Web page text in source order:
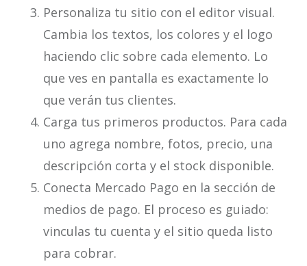
Personaliza tu sitio con el editor visual.
Cambia los textos, los colores y el logo
haciendo clic sobre cada elemento. Lo
que ves en pantalla es exactamente lo
que verán tus clientes.
Carga tus primeros productos. Para cada
uno agrega nombre, fotos, precio, una
descripción corta y el stock disponible.
Conecta Mercado Pago en la sección de
medios de pago. El proceso es guiado:
vinculas tu cuenta y el sitio queda listo
para cobrar.